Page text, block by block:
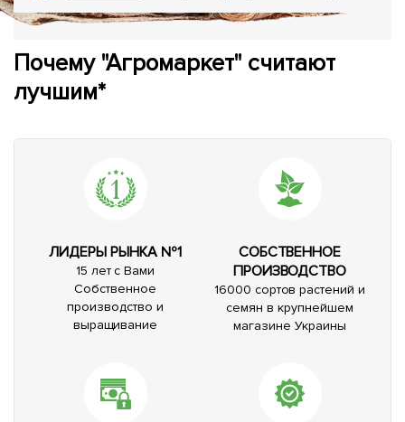
Почему "Агромаркет" считают
лучшим*
ЛИДЕРЫ РЫНКА №1
15 лет с Вами
Собственное
производство и
выращивание
СОБСТВЕННОЕ
ПРОИЗВОДСТВО
16000 сортов растений и
семян в крупнейшем
магазине Украины